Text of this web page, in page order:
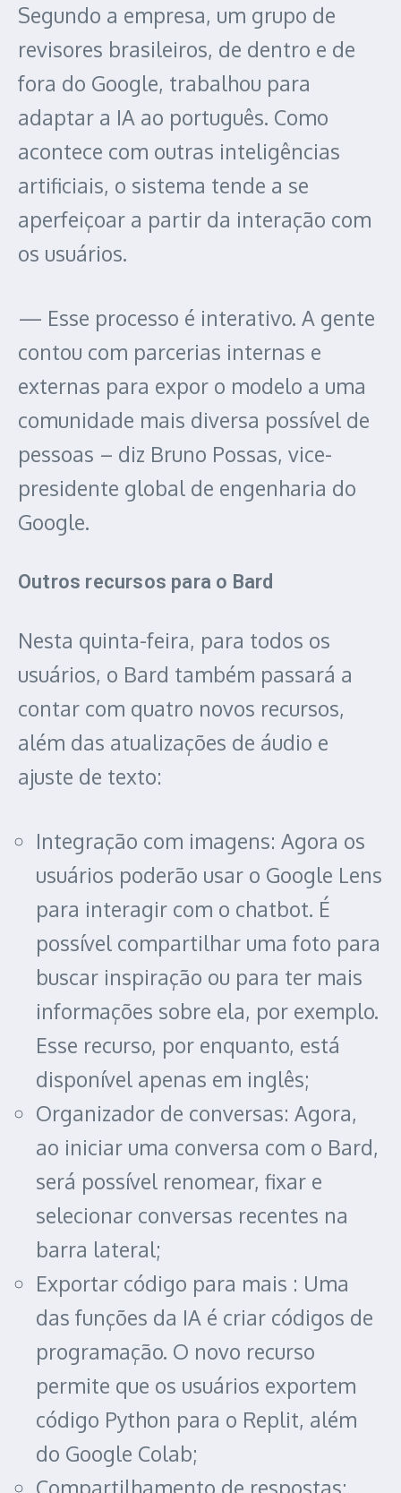
Segundo a empresa, um grupo de
revisores brasileiros, de dentro e de
fora do Google, trabalhou para
adaptar a IA ao português. Como
acontece com outras inteligências
artificiais, o sistema tende a se
aperfeiçoar a partir da interação com
os usuários.
— Esse processo é interativo. A gente
contou com parcerias internas e
externas para expor o modelo a uma
comunidade mais diversa possível de
pessoas – diz Bruno Possas, vice-
presidente global de engenharia do
Google.
Outros recursos para o Bard
Nesta quinta-feira, para todos os
usuários, o Bard também passará a
contar com quatro novos recursos,
além das atualizações de áudio e
ajuste de texto:
Integração com imagens: Agora os
usuários poderão usar o Google Lens
para interagir com o chatbot. É
possível compartilhar uma foto para
buscar inspiração ou para ter mais
informações sobre ela, por exemplo.
Esse recurso, por enquanto, está
disponível apenas em inglês;
Organizador de conversas: Agora,
ao iniciar uma conversa com o Bard,
será possível renomear, fixar e
selecionar conversas recentes na
barra lateral;
Exportar código para mais : Uma
das funções da IA é criar códigos de
programação. O novo recurso
permite que os usuários exportem
código Python para o Replit, além
do Google Colab;
Compartilhamento de respostas: